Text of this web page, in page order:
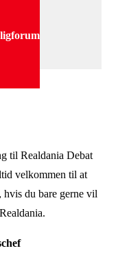
til Realdania Debat
velkommen til at
du bare gerne vil